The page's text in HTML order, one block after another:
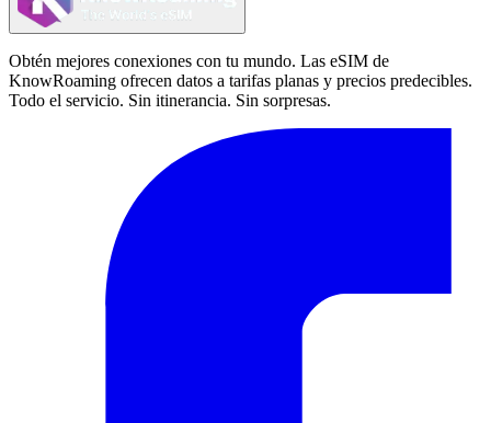
Obtén mejores conexiones con tu mundo. Las eSIM de
KnowRoaming ofrecen datos a tarifas planas y precios predecibles.
Todo el servicio. Sin itinerancia. Sin sorpresas.